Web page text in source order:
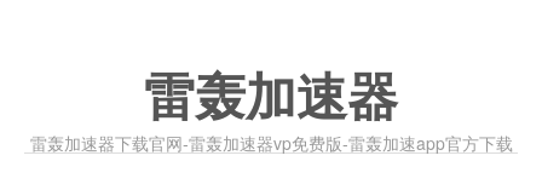
雷轰加速器
雷轰加速器下载官网-雷轰加速器vp免费版-雷轰加速app官方下载